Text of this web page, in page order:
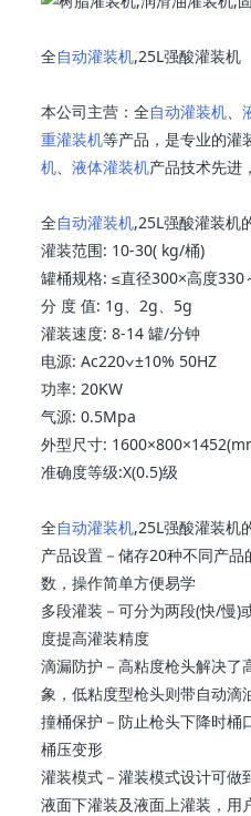
全自动灌装机,25L强酸灌装机
本公司主营：全自动灌装机、
重灌装机等产品，是专业的灌
机、液体灌装机产品技术先进
全自动灌装机,25L强酸灌装机
灌装范围: 10-30( kg/桶)
罐桶规格: ≤直径300×高度330
分 度 值: 1g、2g、5g
灌装速度: 8-14 罐/分钟
电源: Ac220∨±10% 50HZ
功率: 20KW
气源: 0.5Mpa
外型尺寸:
准确度等级:X(0.5)级
全自动灌装机,25L强酸灌装机
产品设置－储存20种不同产
数，操作简单方便易学
多段灌装－可分为两段(快/慢)
度提高灌装精度
滴漏防护－高粘度枪头解决了
象，低粘度型枪头则带自动滴
撞桶保护－防止枪头下降时桶
桶压变形
灌装模式－灌装模式设计可做
液面下灌装及液面上灌装，用